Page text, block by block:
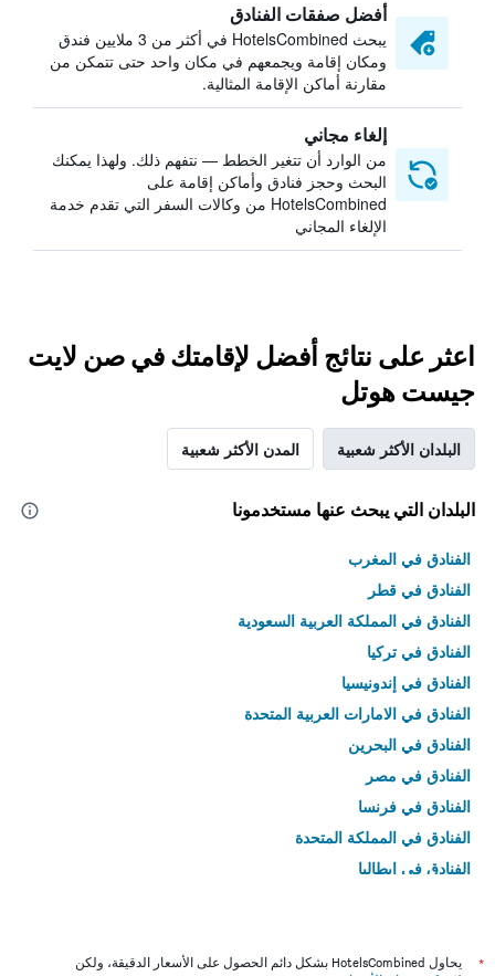
أفضل صفقات الفنادق
يبحث HotelsCombined في أكثر من 3 ملايين فندق
ومكان إقامة ويجمعهم في مكان واحد حتى تتمكن من
مقارنة أماكن الإقامة المثالية.
إلغاء مجاني
من الوارد أن تتغير الخطط — نتفهم ذلك. ولهذا يمكنك
البحث وحجز فنادق وأماكن إقامة على
HotelsCombined من وكالات السفر التي تقدم خدمة
الإلغاء المجاني
اعثر على نتائج أفضل لإقامتك في صن لايت
جيست هوتل
البلدان الأكثر شعبية المدن الأكثر شعبية
البلدان التي يبحث عنها مستخدمونا
الفنادق في المغرب
الفنادق في قطر
الفنادق في المملكة العربية السعودية
الفنادق في تركيا
الفنادق في إندونيسيا
الفنادق في الامارات العربية المتحدة
الفنادق في البحرين
الفنادق في مصر
الفنادق في فرنسا
الفنادق في المملكة المتحدة
الفنادق في إيطاليا
*
يحاول HotelsCombined بشكل دائم الحصول على الأسعار الدقيقة، ولكن